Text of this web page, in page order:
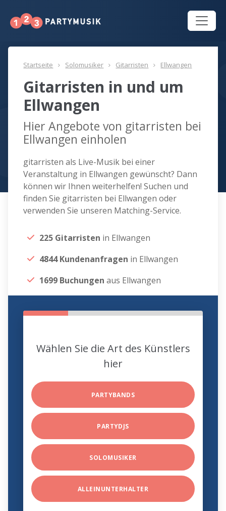
Startseite Solomusiker Gitarristen Ellwangen
Gitarristen in und um
Ellwangen
Hier Angebote von gitarristen bei
Ellwangen einholen
gitarristen als Live-Musik bei einer
Veranstaltung in Ellwangen gewünscht? Dann
können wir Ihnen weiterhelfen! Suchen und
finden Sie gitarristen bei Ellwangen oder
verwenden Sie unseren Matching-Service.
225 Gitarristen in Ellwangen
4844 Kundenanfragen in Ellwangen
1699 Buchungen aus Ellwangen
Wählen Sie die Art des Künstlers
hier
PARTYBANDS
PARTYDJS
SOLOMUSIKER
ALLEINUNTERHALTER